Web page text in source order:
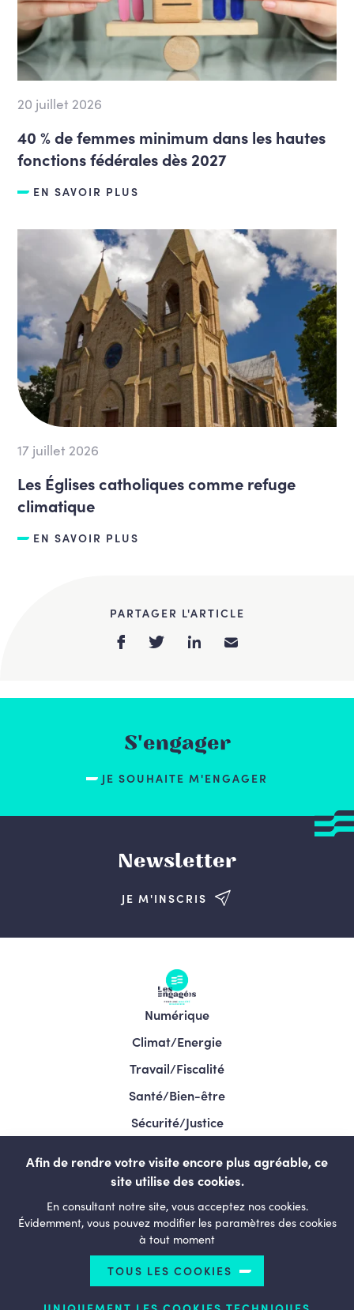
20 juillet 2026
40 % de femmes minimum dans les hautes
fonctions fédérales dès 2027
EN SAVOIR PLUS
17 juillet 2026
Les Églises catholiques comme refuge
climatique
EN SAVOIR PLUS
PARTAGER L'ARTICLE
S'engager
JE SOUHAITE M'ENGAGER
Newsletter
JE M'INSCRIS
Numérique
Climat/Energie
Travail/Fiscalité
Santé/Bien-être
Sécurité/Justice
LESENGAGÉS.BE
© Copyright 2026 Le courage de changer - Tous droits
Afin de rendre votre visite encore plus agréable, ce
site utilise des cookies.
En consultant notre site, vous acceptez nos cookies.
Évidemment, vous pouvez modifier les paramètres des cookies
à tout moment
TOUS LES COOKIES